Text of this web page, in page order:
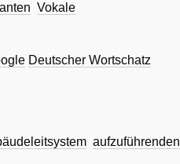
Vokale
Deutscher Wortschatz
aufzuführenden